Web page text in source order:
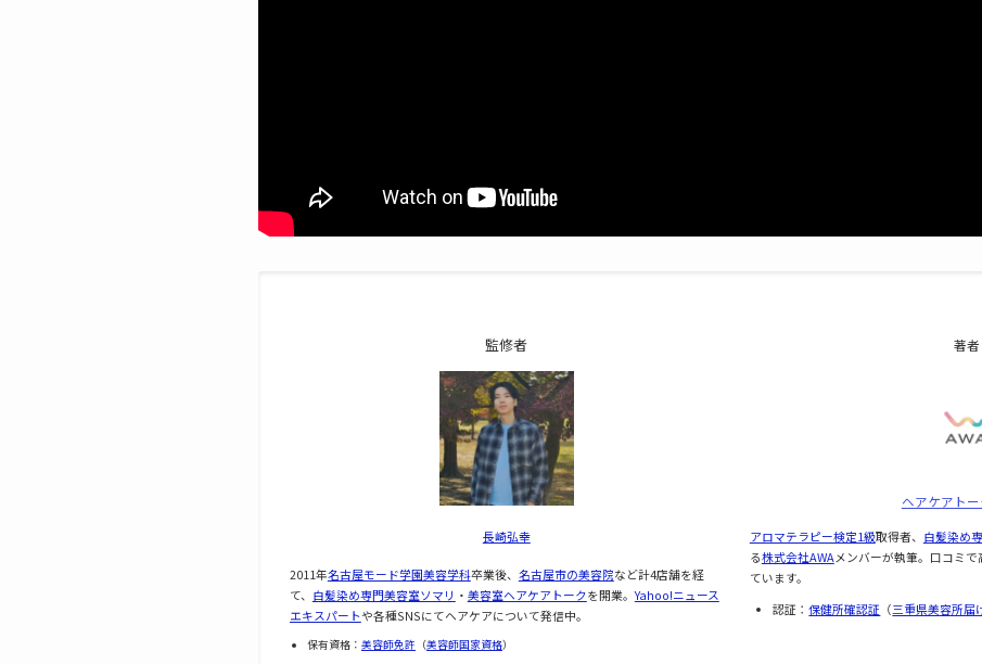
監修者
長崎弘幸
2011年名古屋モード学園美容学科卒業後、 名古屋市の美容院など計4店舗を経
て、 白髪染め専門美容室ソマリ ・ 美容室ヘアケアトークを開業。Yahoo!ニュース
エキスパートや各種SNSにてヘアケアについて発信中。
保有資格： 美容師免許 （美容師国家資格）
著者
ヘアケアト
アロマテラピー検定1級取得者、 白髪染め
る株式会社AWAメンバーが執筆。口コミで
ています。
認証：保健所確認証 （三重県美容所届